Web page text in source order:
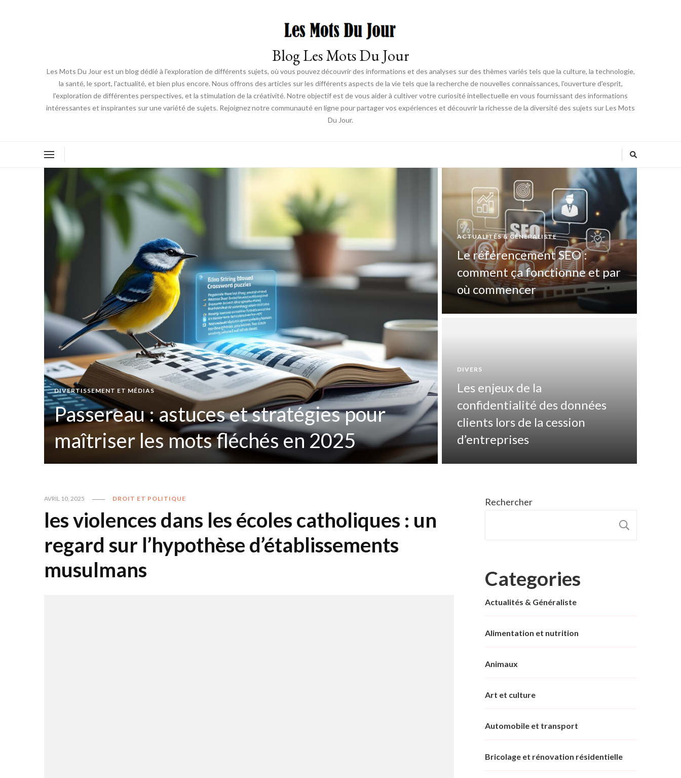
Blog Les Mots Du Jour
Les Mots Du Jour est un blog dédié à l'exploration de différents sujets, où vous pouvez découvrir des informations et des analyses sur des thèmes variés tels que la culture, la technologie,
la santé, le sport, l'actualité, et bien plus encore. Nous offrons des articles sur les différents aspects de la vie tels que la recherche de nouvelles connaissances, l'ouverture d'esprit,
l'exploration de différentes perspectives, et la stimulation de la créativité. Notre objectif est de vous aider à cultiver votre curiosité intellectuelle en vous fournissant des informations
intéressantes et inspirantes sur une variété de sujets. Rejoignez notre communauté en ligne pour partager vos expériences et découvrir la richesse de la diversité des sujets sur Les Mots
Du Jour.
DIVERTISSEMENT ET MÉDIAS
Passereau : astuces et stratégies pour
maîtriser les mots fléchés en 2025
ACTUALITÉS & GÉNÉRALISTE
Le référencement SEO :
comment ça fonctionne et par
où commencer
DIVERS
Les enjeux de la
confidentialité des données
clients lors de la cession
d’entreprises
AVRIL 10, 2025 DROIT ET POLITIQUE
les violences dans les écoles catholiques : un
regard sur l’hypothèse d’établissements
musulmans
Rechercher
Categories
Actualités & Généraliste
Alimentation et nutrition
Animaux
Art et culture
Automobile et transport
Bricolage et rénovation résidentielle